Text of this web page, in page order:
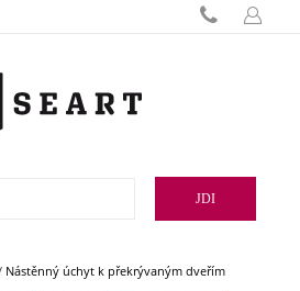
JDI
Nástěnný úchyt k překrývaným dveřím